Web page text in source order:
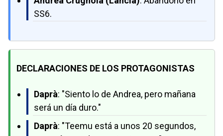
SS6.
DECLARACIONES DE LOS PROTAGONISTAS
Daprà: "Siento lo de Andrea, pero mañana
será un día duro."
Daprà: "Teemu está a unos 20 segundos,